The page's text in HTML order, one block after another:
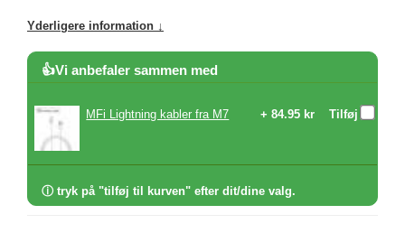
Yderligere information ↓
👍Vi anbefaler sammen med
MFi Lightning kabler fra M7 + 84.95 kr Tilføj
ⓘ tryk på "tilføj til kurven" efter dit/dine valg.